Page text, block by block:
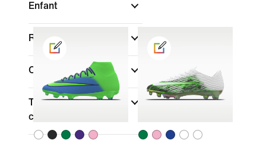
Enfant
Rechercher par prix
Couleur
Type de coupe des
chaussures